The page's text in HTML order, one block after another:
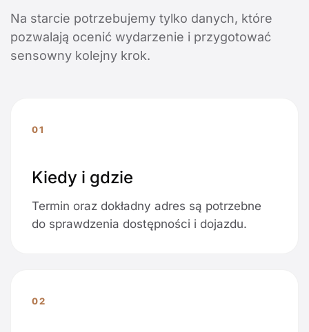
Na starcie potrzebujemy tylko danych, które
pozwalają ocenić wydarzenie i przygotować
sensowny kolejny krok.
01
Kiedy i gdzie
Termin oraz dokładny adres są potrzebne
do sprawdzenia dostępności i dojazdu.
02